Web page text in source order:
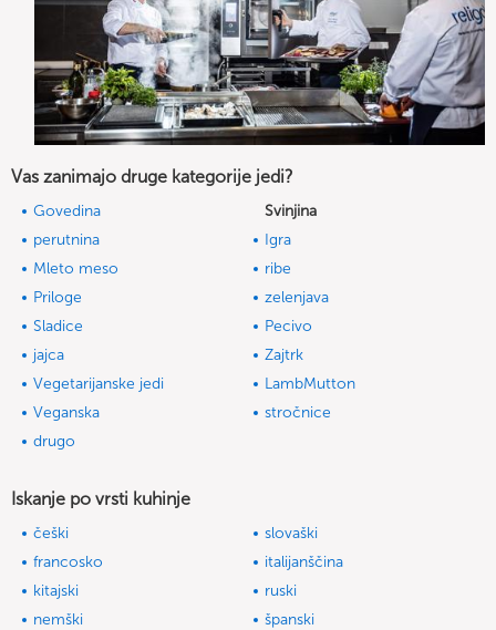
Vas zanimajo druge kategorije jedi?
Govedina
Svinjina
perutnina
Igra
Mleto meso
ribe
Priloge
zelenjava
Sladice
Pecivo
jajca
Zajtrk
Vegetarijanske jedi
LambMutton
Veganska
stročnice
drugo
Iskanje po vrsti kuhinje
češki
slovaški
francosko
italijanščina
kitajski
ruski
nemški
španski